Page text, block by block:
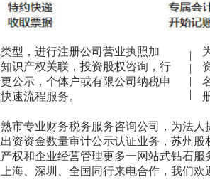
型，进行注册公司营业执照加
识产权关联，投资股权咨询，行
公示，个体户或有限公司纳税申
速流程服务。
|
|
|
|
市专业财务税务服务咨询公司，为法
资资金数量审计公示认证业务，苏州
权和企业经营管理更多一网站式钻石
海、深圳、全国同行来电合作，我们欢